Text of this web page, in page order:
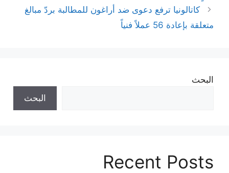
كاتالونيا ترفع دعوى ضد أراغون للمطالبة بردّ مبالغ
متعلقة بإعادة 56 عملاً فنياً
البحث
البحث
Recent Posts